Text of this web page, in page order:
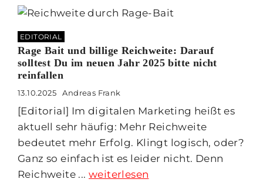
EDITORIAL
Rage Bait und billige Reichweite: Darauf
solltest Du im neuen Jahr 2025 bitte nicht
reinfallen
13.10.2025 Andreas Frank
[Editorial] Im digitalen Marketing heißt es
aktuell sehr häufig: Mehr Reichweite
bedeutet mehr Erfolg. Klingt logisch, oder?
Ganz so einfach ist es leider nicht. Denn
Reichweite ...weiterlesen